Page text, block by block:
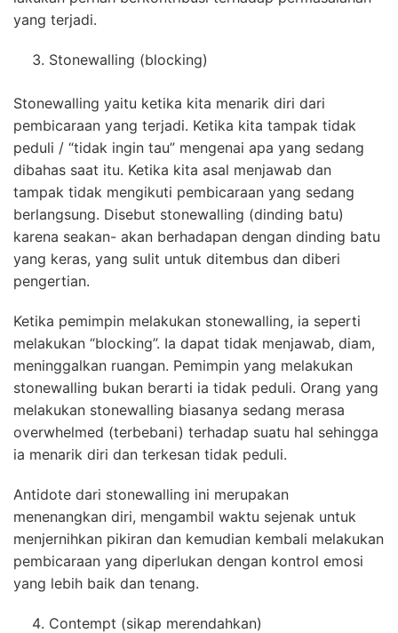
yang terjadi.
Stonewalling (blocking)
Stonewalling yaitu ketika kita menarik diri dari
pembicaraan yang terjadi. Ketika kita tampak tidak
peduli / “tidak ingin tau” mengenai apa yang sedang
dibahas saat itu. Ketika kita asal menjawab dan
tampak tidak mengikuti pembicaraan yang sedang
berlangsung. Disebut stonewalling (dinding batu)
karena seakan- akan berhadapan dengan dinding batu
yang keras, yang sulit untuk ditembus dan diberi
pengertian.
Ketika pemimpin melakukan stonewalling, ia seperti
melakukan “blocking”. Ia dapat tidak menjawab, diam,
meninggalkan ruangan. Pemimpin yang melakukan
stonewalling bukan berarti ia tidak peduli. Orang yang
melakukan stonewalling biasanya sedang merasa
overwhelmed (terbebani) terhadap suatu hal sehingga
ia menarik diri dan terkesan tidak peduli.
Antidote dari stonewalling ini merupakan
menenangkan diri, mengambil waktu sejenak untuk
menjernihkan pikiran dan kemudian kembali melakukan
pembicaraan yang diperlukan dengan kontrol emosi
yang lebih baik dan tenang.
Contempt (sikap merendahkan)